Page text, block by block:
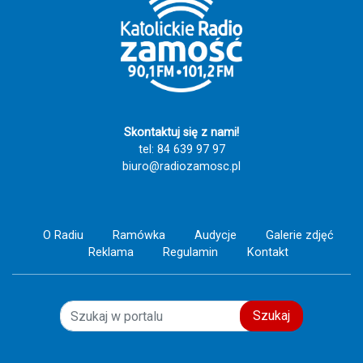
świadectwo wiary, nadziei i miłości do drugiego
człowieka. Szczęść Boże! 🙏💙
Skontaktuj się z nami!
tel: 84 639 97 97
biuro@radiozamosc.pl
O Radiu Ramówka Audycje
Galerie zdjęć
Reklama
Regulamin Kontakt
Szukaj